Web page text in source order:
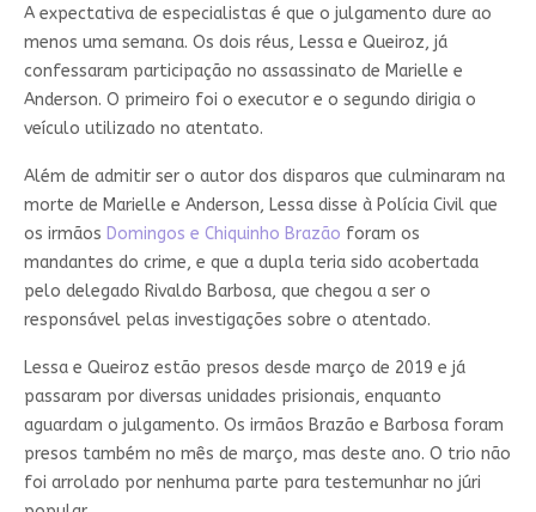
A expectativa de especialistas é que o julgamento dure ao
menos uma semana. Os dois réus, Lessa e Queiroz, já
confessaram participação no assassinato de Marielle e
Anderson. O primeiro foi o executor e o segundo dirigia o
veículo utilizado no atentato.
Além de admitir ser o autor dos disparos que culminaram na
morte de Marielle e Anderson, Lessa disse à Polícia Civil que
os irmãos Domingos e Chiquinho Brazão foram os
mandantes do crime, e que a dupla teria sido acobertada
pelo delegado Rivaldo Barbosa, que chegou a ser o
responsável pelas investigações sobre o atentado.
Lessa e Queiroz estão presos desde março de 2019 e já
passaram por diversas unidades prisionais, enquanto
aguardam o julgamento. Os irmãos Brazão e Barbosa foram
presos também no mês de março, mas deste ano. O trio não
foi arrolado por nenhuma parte para testemunhar no júri